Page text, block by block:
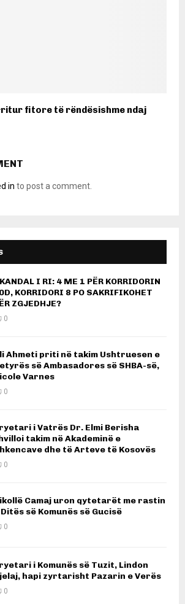
fitore të rëndësishme ndaj
in to post a comment.
I RI: 4 ME 1 PËR KORRIDORIN
KORRIDORI 8 PO SAKRIFIKOHET
ZGJEDHJE?
0
Ahmeti priti në takim Ushtruesen e
së Ambasadores së SHBA-së,
Varnes
0
i Vatrës Dr. Elmi Berisha
takim në Akademinë e
dhe të Arteve të Kosovës
0
Camaj uron qytetarët me rastin
Ditës së Komunës së Gucisë
0
i Komunës së Tuzit, Lindon
hapi zyrtarisht Pazarin e Verës
0